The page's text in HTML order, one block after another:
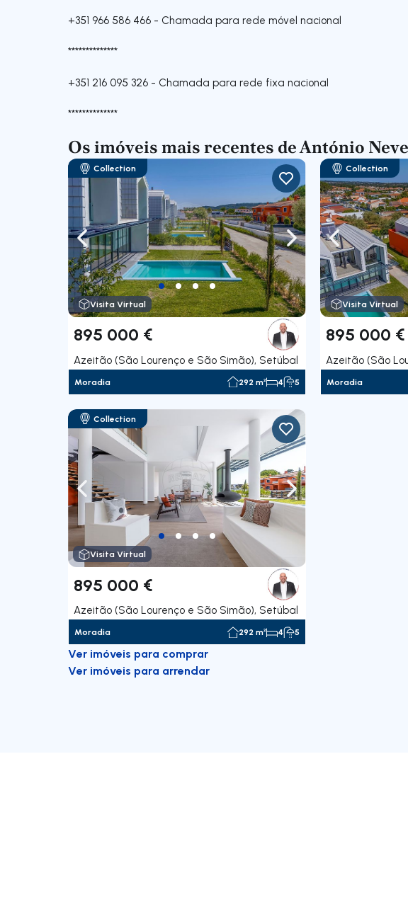
+351 966 586 466 - Chamada para rede móvel nacional
**************
+351 216 095 326 - Chamada para rede fixa nacional
**************
Os imóveis mais recentes de António
Navegação para a esquerda Navegação para a
Collection
Visita Virtual
895 000 €
Azeitão (São Lourenço e São Simão), Setúbal
Moradia 292 m² 4 5
Navegação
Collection
Visita Virtual
895 000 €
Azeitão (São
Moradia
Navegação para a esquerda Navegação para a
Collection
Visita Virtual
895 000 €
Azeitão (São Lourenço e São Simão), Setúbal
Moradia 292 m² 4 5
Ver imóveis para comprar
Ver imóveis para arrendar